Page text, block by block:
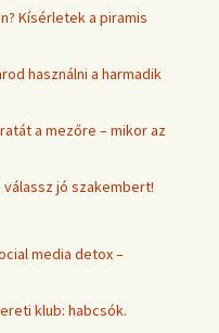
Kísérletek a piramis
használni a harmadik
a mezőre – mikor az
jó szakembert!
media detox –
klub: habcsók.